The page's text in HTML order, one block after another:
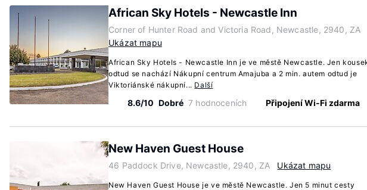
African Sky Hotels - Newcastle Inn
Corner of Hunter Road and Victoria Road, Newcastle, 2940, ZA
Ukázat mapu
African Sky Hotels - Newcastle Inn je ve městě Newcastle. Jen
odtud se nachází Nákupní centrum Amajuba a 2 min. autem odtud je
Viktoriánské nákupní... Další
8.6/10 Dobré 7 hodnoceních Připojení Wi-Fi zdarma
New Haven Guest House
46 Paddock Drive, Newcastle, 2940, ZA Ukázat mapu
New Haven Guest House je ve městě Newcastle. Jen 5 minut cesty